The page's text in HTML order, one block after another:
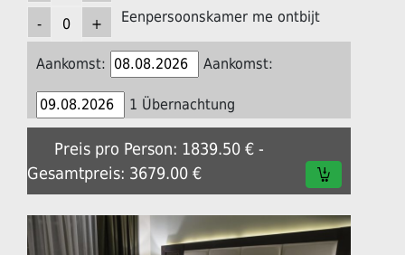
Eenpersoonskamer me ontbijt
Aankomst: Aankomst:
1 Übernachtung
Preis pro Person: 1839.50 € -
Gesamtpreis: 3679.00 €